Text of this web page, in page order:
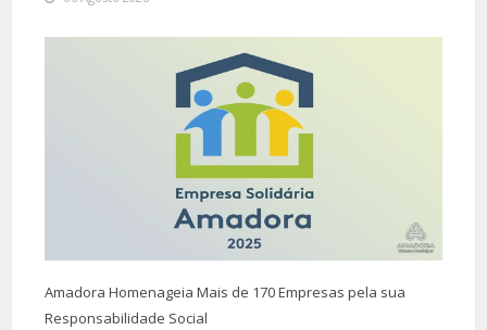
Amadora Homenageia Mais de 170 Empresas pela sua
Responsabilidade Social